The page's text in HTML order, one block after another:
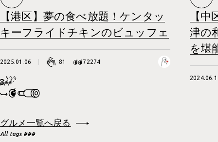
【港区】夢の食べ放題！ケンタッ
キーフライドチキンのビュッフェ
2025.01.06 81 72274
【
津の
を堪
グルメ一覧へ戻る
All tags ###